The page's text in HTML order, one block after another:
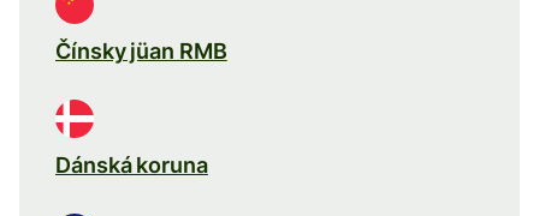
Čínsky jüan RMB
Dánská koruna